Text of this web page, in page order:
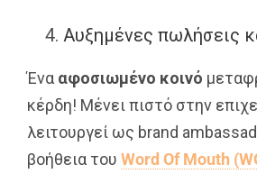
Αυξημένες πωλήσεις
Ένα αφοσιωμένο κοινό
κέρδη! Μένει πιστό στην
λειτουργεί ως brand
βοήθεια του Word Of Mouth